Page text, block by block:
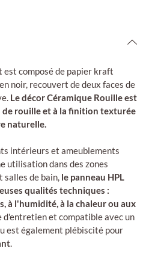
composé de papier kraft
noir, recouvert de deux faces de
Le décor Céramique Rouille est
rouille et à la finition texturée
naturelle.
intérieurs et ameublements
utilisation dans des zones
salles de bain, le panneau HPL
qualités techniques :
à l'humidité, à la chaleur ou aux
d'entretien et compatible avec un
est également plébiscité pour